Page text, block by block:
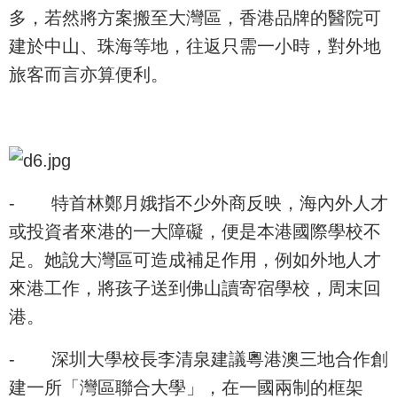
多，若然將方案搬至大灣區，香港品牌的醫院可
建於中山、珠海等地，往返只需一小時，對外地
旅客而言亦算便利。
-
特首林鄭月娥指不少外商反映，海內外人才
或投資者來港的一大障礙，便是本港國際學校不
足。她說大灣區可造成補足作用，例如外地人才
來港工作，將孩子送到佛山讀寄宿學校，周末回
港。
-
深圳大學校長李清泉建議粵港澳三地合作創
建一所「灣區聯合大學」，在一國兩制的框架